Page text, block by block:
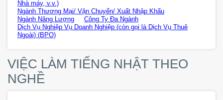
Nhà máy, v.v.)
Ngành Thương Mại/ Vận Chuyển/ Xuất Nhập Khẩu
Ngành Năng Lượng
Công Ty Đa Ngành
Dịch Vụ Nghiệp Vụ Doanh Nghiệp (còn gọi là Dịch Vụ Thuê
Ngoài) (BPO)
VIỆC LÀM TIẾNG NHẬT THEO
NGHỀ